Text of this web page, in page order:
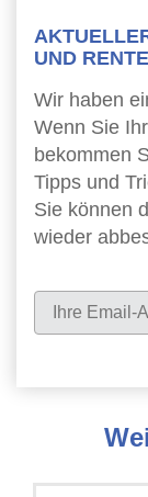
UND
Wir haben
Wenn Sie
bekommen
Tipps und
Sie können
wieder